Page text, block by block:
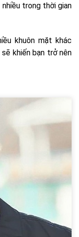
trong thời gian
khuôn mặt khác
khiến bạn trở nên